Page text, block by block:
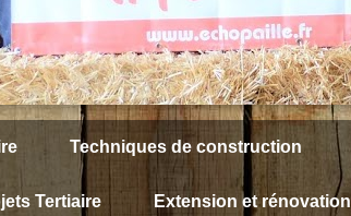
Techniques de construction
Tertiaire Extension et rénovation